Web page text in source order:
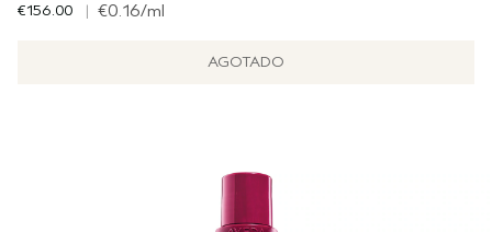
€156.00 | €0.16/ml
AGOTADO